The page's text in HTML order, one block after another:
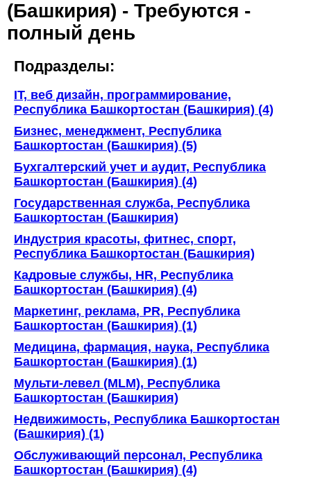
(Башкирия) - Требуются -
полный день
Подразделы:
IT, веб дизайн, программирование,
Республика Башкортостан (Башкирия) (4)
Бизнес, менеджмент, Республика
Башкортостан (Башкирия) (5)
Бухгалтерский учет и аудит, Республика
Башкортостан (Башкирия) (4)
Государственная служба, Республика
Башкортостан (Башкирия)
Индустрия красоты, фитнес, спорт,
Республика Башкортостан (Башкирия)
Кадровые службы, HR, Республика
Башкортостан (Башкирия) (4)
Маркетинг, реклама, PR, Республика
Башкортостан (Башкирия) (1)
Медицина, фармация, наука, Республика
Башкортостан (Башкирия) (1)
Мульти-левел (MLM), Республика
Башкортостан (Башкирия)
Недвижимость, Республика Башкортостан
(Башкирия) (1)
Обслуживающий персонал, Республика
Башкортостан (Башкирия) (4)